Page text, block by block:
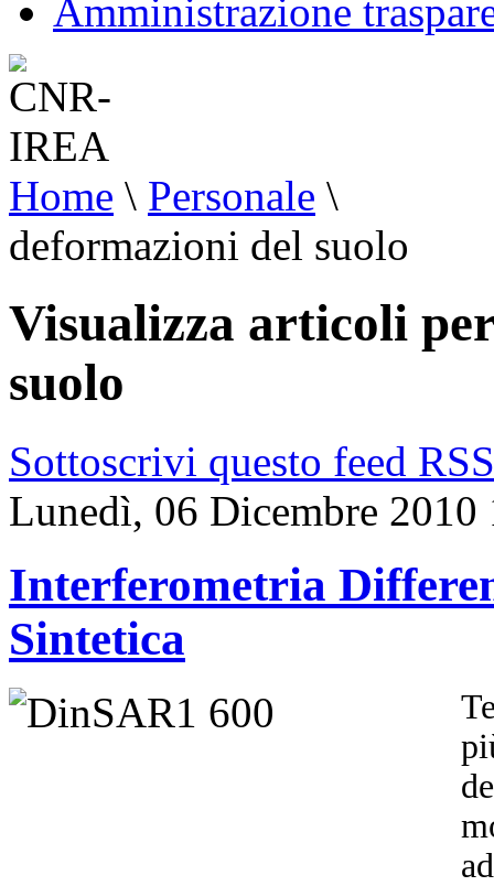
Amministrazione
Home \ Personale \
deformazioni del suolo
Visualizza articoli
suolo
Sottoscrivi questo feed RSS
Lunedì, 06 Dicembre 2010
Interferometria
Sintetica